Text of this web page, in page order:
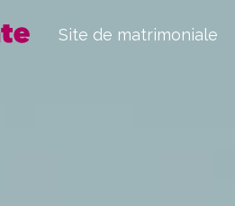
Site de matrimoniale